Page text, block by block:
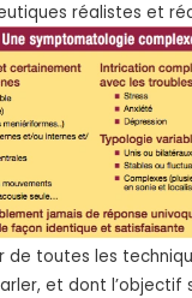
réalistes et
de toutes les
et dont l’objectif